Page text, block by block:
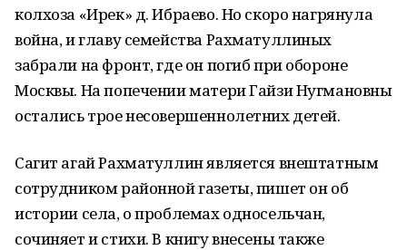
колхоза «Ирек» д. Ибраево. Но скоро нагрянула
война, и главу семейства Рахматуллиных
забрали на фронт, где он погиб при обороне
Москвы. На попечении матери Гайзи Нугмановны
остались трое несовершеннолетних детей.
Сагит агай Рахматуллин является внештатным
сотрудником районной газеты, пишет он об
истории села, о проблемах односельчан,
сочиняет и стихи. В книгу внесены также